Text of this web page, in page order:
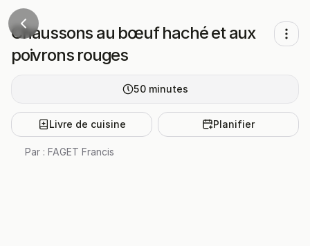
Chaussons au bœuf haché et aux
poivrons rouges
50 minutes
Livre de cuisine Planifier
Par : FAGET Francis